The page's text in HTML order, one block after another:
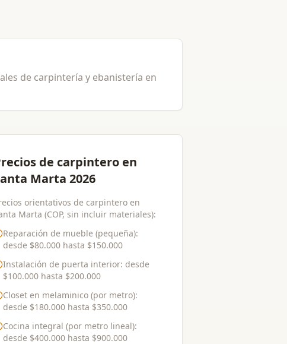
de carpintería y ebanistería en
de carpintero en
Marta 2026
orientativos de carpintero en
Marta (COP, sin incluir materiales):
Reparación de mueble (pequeña):
desde $80.000hasta $150.000
Instalación de puerta interior: desde
$100.000hasta $200.000
Closet en melaminico (por metro):
desde $180.000hasta $350.000
Cocina integral (por metro lineal):
desde $400.000hasta $900.000